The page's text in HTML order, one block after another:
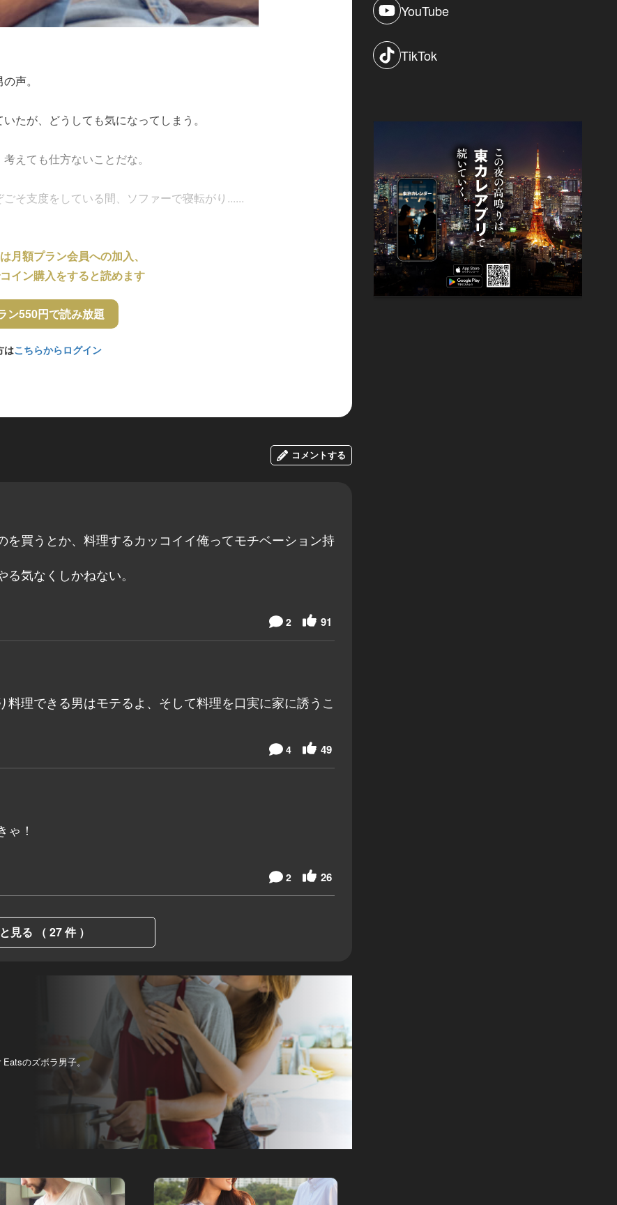
声。
たが、どうしても気になってしまう。
えても仕方ないことだな。
そ支度をしている間、ソファーで寝転がり......
月額プラン会員への加入、
イン購入をすると読めます
ン550円で読み放題
はこちらからログイン
コメントする
買うとか、料理するカッコイイ俺ってモチベーション持
気なくしかねない。
91
2
理できる男はモテるよ、そして料理を口実に家に誘うこ
49
4
！
26
2
見る （ 27 件 ）
Eatsのズボラ男子。
YouTube
TikTok